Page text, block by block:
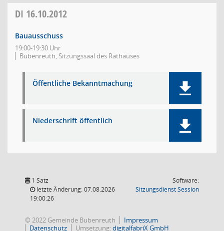
DI 16.10.2012
Bauausschuss
19:00-19:30 Uhr
Bubenreuth, Sitzungssaal des Rathauses
Öffentliche Bekanntmachung
Niederschrift öffentlich
1 Satz
letzte Änderung: 07.08.2026
19:00:26
Software:
SitzungsdienstSession(Wird in
© 2022 Gemeinde Bubenreuth
Impressum
Datenschutz
Umsetzung:digitalfabriX GmbH